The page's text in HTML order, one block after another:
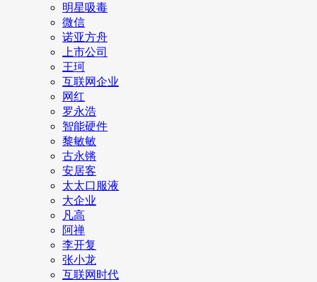
明星吸毒
微信
诺亚方舟
上市公司
王珂
互联网企业
网红
罗永浩
智能硬件
黎敏敏
古永锵
安居客
太太口服液
大企业
凡高
阿禅
李开复
张小龙
互联网时代